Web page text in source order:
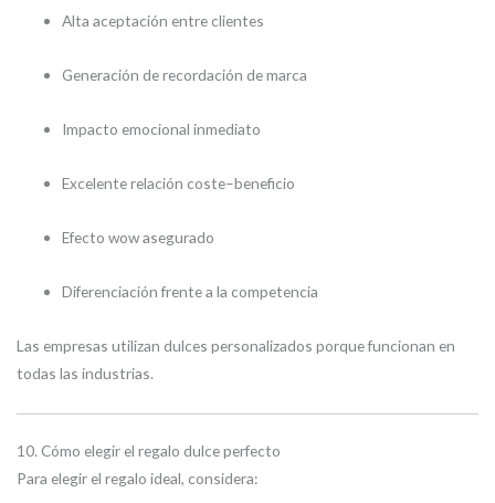
Alta aceptación entre clientes
Generación de recordación de marca
Impacto emocional inmediato
Excelente relación coste–beneficio
Efecto wow asegurado
Diferenciación frente a la competencia
Las empresas utilizan dulces personalizados porque funcionan en
todas las industrias.
10. Cómo elegir el regalo dulce perfecto
Para elegir el regalo ideal, considera: